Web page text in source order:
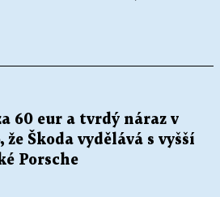
60 eur a tvrdý náraz v
že Škoda vydělává s vyšší
Porsche